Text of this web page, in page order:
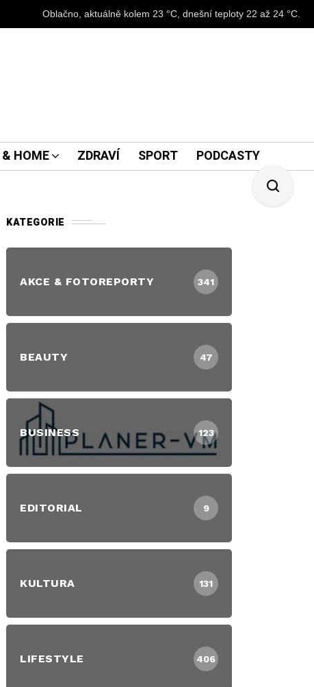
Oblačno, aktuálně kolem 23 °C, dnešní teploty 22 až 24 °C.
HOME ZDRAVÍ SPORT PODCASTY
KATEGORIE
AKCE & FOTOREPORTY 341
BEAUTY 47
BUSINESS 123
EDITORIAL 9
KULTURA 131
LIFESTYLE 406